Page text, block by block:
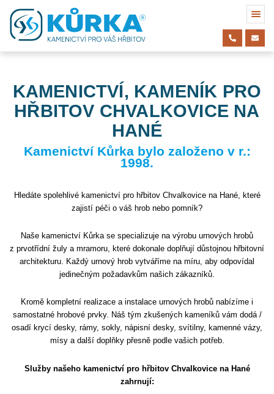
KAMENICTVÍ, KAMENÍK PRO
HŘBITOV CHVALKOVICE NA
HANÉ
Kamenictví Kůrka bylo založeno v r.:
1998.
Hledáte spolehlivé kamenictví pro hřbitov Chvalkovice na Hané, které
zajistí péči o váš hrob nebo pomník?
Naše kamenictví Kůrka se specializuje na výrobu urnových hrobů
z prvotřídní žuly a mramoru, které dokonale doplňují důstojnou hřbitovní
architekturu. Každý urnový hrob vytváříme na míru, aby odpovídal
jedinečným požadavkům našich zákazníků.
Kromě kompletní realizace a instalace urnových hrobů nabízíme i
samostatné hrobové prvky. Náš tým zkušených kameníků vám dodá /
osadí krycí desky, rámy, sokly, nápisní desky, svítilny, kamenné vázy,
mísy a další doplňky přesně podle vašich potřeb.
Služby našeho kamenictví pro hřbitov Chvalkovice na Hané
zahrnují: